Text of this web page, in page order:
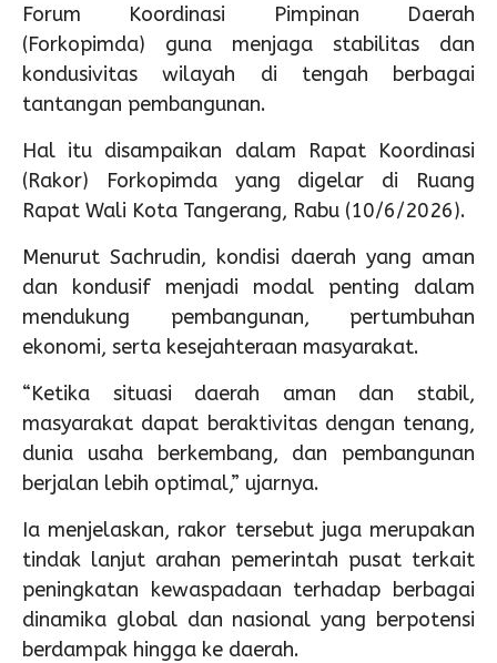
Forum Koordinasi Pimpinan Daerah
(Forkopimda) guna menjaga stabilitas dan
kondusivitas wilayah di tengah berbagai
tantangan pembangunan.
Hal itu disampaikan dalam Rapat Koordinasi
(Rakor) Forkopimda yang digelar di Ruang
Rapat Wali Kota Tangerang, Rabu (10/6/2026).
Menurut Sachrudin, kondisi daerah yang aman
dan kondusif menjadi modal penting dalam
mendukung pembangunan, pertumbuhan
ekonomi, serta kesejahteraan masyarakat.
“Ketika situasi daerah aman dan stabil,
masyarakat dapat beraktivitas dengan tenang,
dunia usaha berkembang, dan pembangunan
berjalan lebih optimal,” ujarnya.
Ia menjelaskan, rakor tersebut juga merupakan
tindak lanjut arahan pemerintah pusat terkait
peningkatan kewaspadaan terhadap berbagai
dinamika global dan nasional yang berpotensi
berdampak hingga ke daerah.